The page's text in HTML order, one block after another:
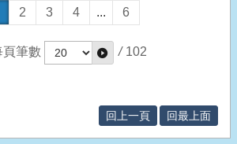
2 3 4 ... 6
頁筆數 / 102
回上一頁 回最上面